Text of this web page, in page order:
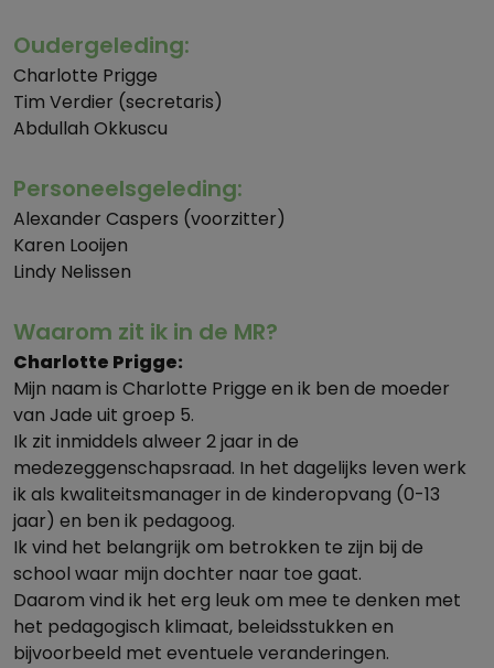
Oudergeleding:
Charlotte Prigge
Tim Verdier (secretaris)
Abdullah Okkuscu
Personeelsgeleding:
Alexander Caspers (voorzitter)
Karen Looijen
Lindy Nelissen
Waarom zit ik in de MR?
Charlotte Prigge:
Mijn naam is Charlotte Prigge en ik ben de moeder
van Jade uit groep 5.
Ik zit inmiddels alweer 2 jaar in de
medezeggenschapsraad. In het dagelijks leven werk
ik als kwaliteitsmanager in de kinderopvang (0-13
jaar) en ben ik pedagoog.
Ik vind het belangrijk om betrokken te zijn bij de
school waar mijn dochter naar toe gaat.
Daarom vind ik het erg leuk om mee te denken met
het pedagogisch klimaat, beleidsstukken en
bijvoorbeeld met eventuele veranderingen.